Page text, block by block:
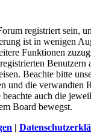
registriert sein,
ist in wenigen
Funktionen
Benutzern
Beachte bitte
und die verwandten
auch die
Board bewegst.
|